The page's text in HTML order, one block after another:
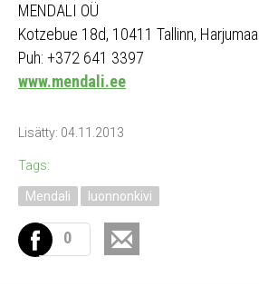
MENDALI OÜ
Kotzebue 18d, 10411 Tallinn, Harjumaa
Puh: +372 641 3397
www.mendali.ee
Lisätty: 04.11.2013
Tags:
Mendali luonnonkivi
0